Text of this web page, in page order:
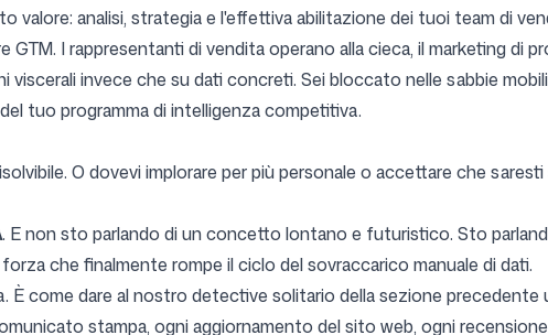
valore: analisi, strategia e l'effettiva abilitazione dei tuoi team di
I rappresentanti di vendita operano alla cieca, il marketing di
invece che su dati concreti. Sei bloccato nelle sabbie
tuo programma di intelligenza competitiva.
O dovevi implorare per più personale o accettare che
. E non sto parlando di un concetto lontano e futuristico. Sto
che finalmente rompe il ciclo del sovraccarico manuale di dati.
come dare al nostro detective solitario della sezione precedente
stampa, ogni aggiornamento del sito web, ogni